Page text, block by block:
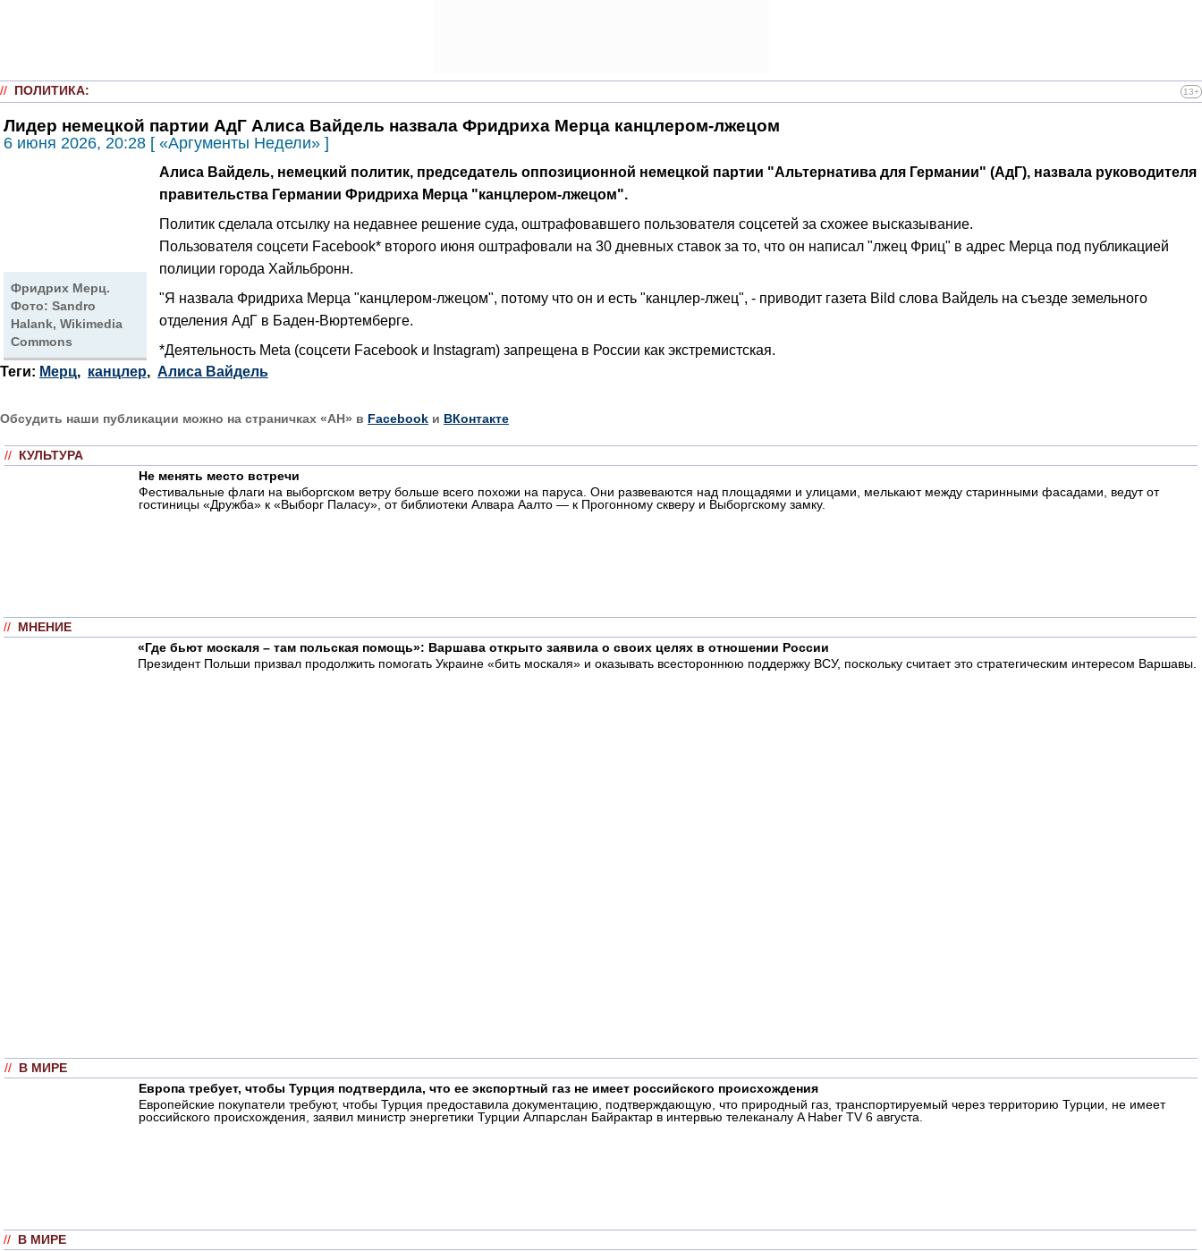
// ПОЛИТИКА: 13+
Лидер немецкой партии АдГ Алиса Вайдель назвала Фридриха Мерца канцлером-лжецом
6 июня 2026, 20:28 [ «Аргументы Недели» ]
Фридрих Мерц.
Фото: Sandro
Halank, Wikimedia
Commons
Алиса Вайдель, немецкий политик, председатель оппозиционной немецкой партии "Альтернатива для Германии" (АдГ), назвала руководителя
правительства Германии Фридриха Мерца "канцлером-лжецом".
Политик сделала отсылку на недавнее решение суда, оштрафовавшего пользователя соцсетей за схожее высказывание.
Пользователя соцсети Facebook* второго июня оштрафовали на 30 дневных ставок за то, что он написал "лжец Фриц" в адрес Мерца под публикацией
полиции города Хайльбронн.
"Я назвала Фридриха Мерца "канцлером-лжецом", потому что он и есть "канцлер-лжец", - приводит газета Bild слова Вайдель на съезде земельного
отделения АдГ в Баден-Вюртемберге.
*Деятельность Meta (соцсети Facebook и Instagram) запрещена в России как экстремистская.
Теги: Мерц, канцлер, Алиса Вайдель
Обсудить наши публикации можно на страничках «АН» в Facebook и ВКонтакте
// КУЛЬТУРА
Не менять место встречи
Фестивальные флаги на выборгском ветру больше всего похожи на паруса. Они развеваются над площадями и улицами, мелькают между старинными фасадами, ведут от
гостиницы «Дружба» к «Выборг Паласу», от библиотеки Алвара Аалто — к Прогонному скверу и Выборгскому замку.
// МНЕНИЕ
«Где бьют москаля – там польская помощь»: Варшава открыто заявила о своих целях в отношении России
Президент Польши призвал продолжить помогать Украине «бить москаля» и оказывать всестороннюю поддержку ВСУ, поскольку считает это стратегическим интересом Варшавы.
// В МИРЕ
Европа требует, чтобы Турция подтвердила, что ее экспортный газ не имеет российского происхождения
Европейские покупатели требуют, чтобы Турция предоставила документацию, подтверждающую, что природный газ, транспортируемый через территорию Турции, не имеет
российского происхождения, заявил министр энергетики Турции Алпарслан Байрактар в интервью телеканалу A Haber TV 6 августа.
// В МИРЕ